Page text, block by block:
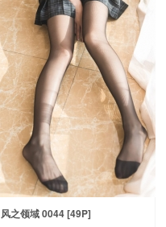
风之领域 0044 [49P]